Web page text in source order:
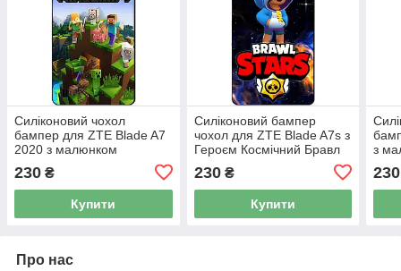
Силіконовий чохол
бампер для ZTE Blade A7
2020 з малюнком
230 ₴
Купити
Силіконовий бампер
чохол для ZTE Blade A7s з
Героєм Космічний Бравл
230₴
Купити
з
230
Про нас